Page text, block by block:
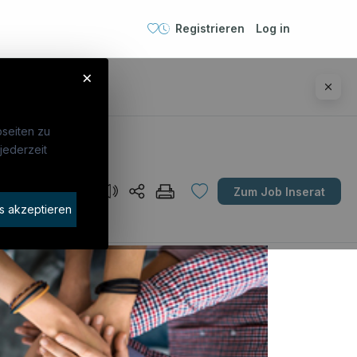
Registrieren Log in
AT Zum Job Inserat
×
zu
akzeptieren
finden